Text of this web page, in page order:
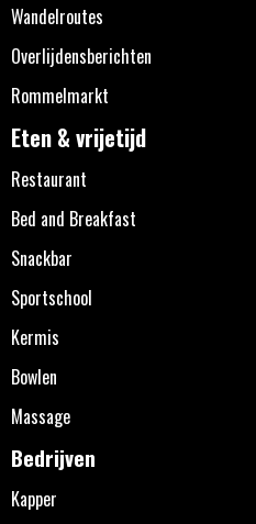
Wandelroutes
Overlijdensberichten
Rommelmarkt
Eten & vrijetijd
Restaurant
Bed and Breakfast
Snackbar
Sportschool
Kermis
Bowlen
Massage
Bedrijven
Kapper